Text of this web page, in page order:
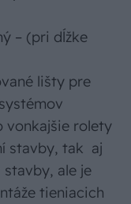
– (pri dĺžke
lišty pre
vonkajšie rolety
stavby, tak aj
ale je
tieniacich